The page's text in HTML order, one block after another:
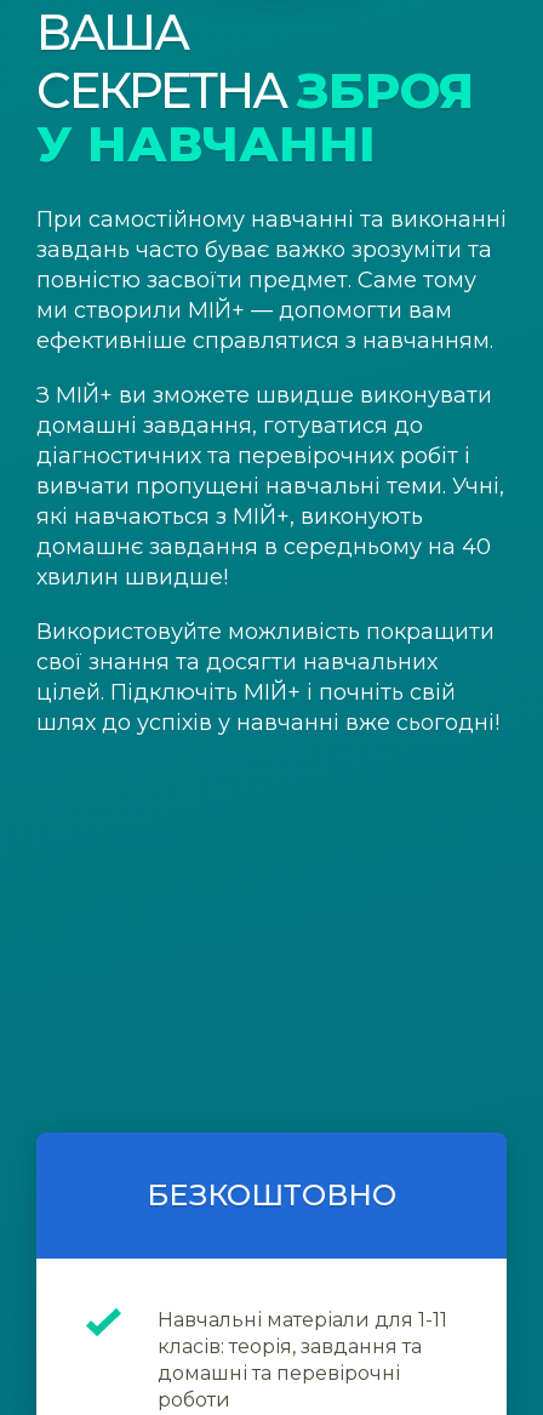
ВАША
СЕКРЕТНАЗБРОЯ
У НАВЧАННІ
При самостійному навчанні та виконанні
завдань часто буває важко зрозуміти та
повністю засвоїти предмет. Саме тому
ми створили МІЙ+ — допомогти вам
ефективніше справлятися з навчанням.
З МІЙ+ ви зможете швидше виконувати
домашні завдання, готуватися до
діагностичних та перевірочних робіт і
вивчати пропущені навчальні теми. Учні,
які навчаються з МІЙ+, виконують
домашнє завдання в середньому на 40
хвилин швидше!
Використовуйте можливість покращити
свої знання та досягти навчальних
цілей. Підключіть МІЙ+ і почніть свій
шлях до успіхів у навчанні вже сьогодні!
БЕЗКОШТОВНО
Навчальні матеріали для 1-11
класів: теорія, завдання та
домашні та перевірочні
роботи